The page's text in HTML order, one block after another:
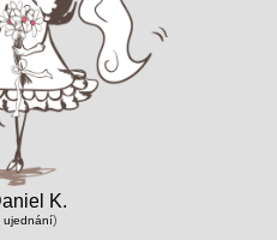
K.
ujednání)